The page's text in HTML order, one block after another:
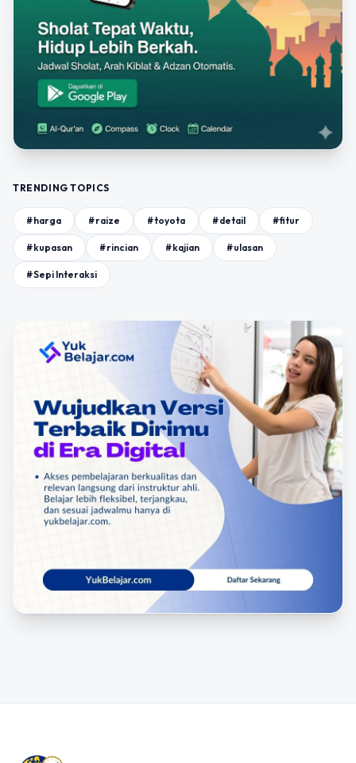
TRENDING TOPICS
#harga #raize #toyota #detail #fitur
#kupasan #rincian #kajian #ulasan
#Sepi Interaksi